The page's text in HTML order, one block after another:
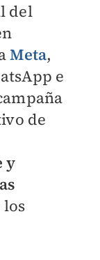
del
Meta,
e
de
y